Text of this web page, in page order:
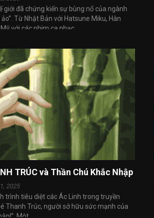
giới đã chứng kiến sự bùng nổ của ngành
Từ Nhật Bản với Hatsune Miku, Hàn
với các phim ca nhạc ...
TRÚC và Thần Chú Khắc Nhập
2025
trình tiêu diệt các Ác Linh trong truyền
Thanh Trúc, người sở hữu sức mạnh của
Một ...